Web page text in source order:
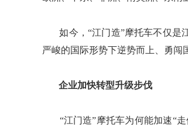
如今，“江门造”摩托车不仅是
严峻的国际形势下逆势而上、勇闯
​​​​​​​ 企业加快转型升级步伐
“江门造”摩托车为何能加速“走